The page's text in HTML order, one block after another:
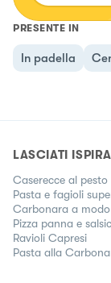
PRESENTE IN
In padella
LASCIATI
Caserecce al
Pasta e fagioli
Carbonara a
Pizza panna e
Ravioli Capresi
Pasta alla